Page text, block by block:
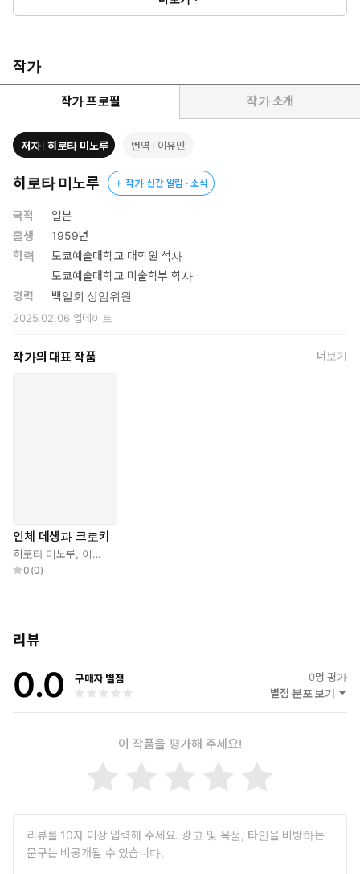
작가
작가 프로필 작가 소개
저자 히로타 미노루 번역 이유민
히로타 미노루 작가 신간 알림 · 소식
국적
일본
출생
1959년
학력
도쿄예술대학교 대학원 석사
도쿄예술대학교 미술학부 학사
경력
백일회 상임위원
2025.02.06 업데이트
작가의 대표 작품 더보기
인체 데생과 크로키
히로타 미노루, 이유민
0 (0)
리뷰
0.0 구매자 별점 0명 평가
별점 분포 보기
이 작품을 평가해 주세요!